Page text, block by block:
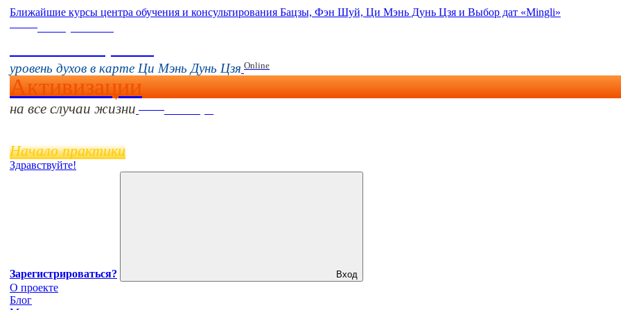
Ближайшие курсы центра обучения и консультирования Бацзы, Фэн Шуй, Ци Мэнь Дунь Цзя и Выбор дат «Mingli»
уровень духов в карте Ци Мэнь Дунь Цзя Online
Активизации
на все случаи жизни
Начало практики
Здравствуйте!
Зарегистрироваться? Вход
О проекте
Блог